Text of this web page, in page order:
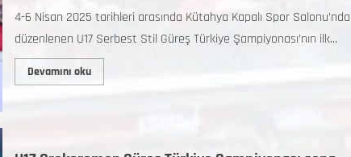
4-6 Nisan 2025 tarihleri arasında Kütahya Kapalı Spor Salonu’nda
düzenlenen U17 Serbest Stil Güreş Türkiye Şampiyonası’nın ilk...
Devamını oku